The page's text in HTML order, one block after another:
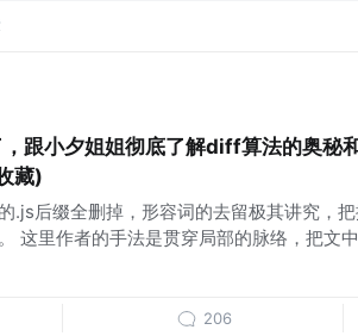
跟小夕姐姐彻底了解diff算法的奥秘
藏)
.js后缀全删掉，形容词的去留极其讲究，
这里作者的手法是贯穿局部的脉络，把文
206